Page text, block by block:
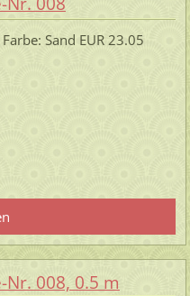
Sand EUR 23.05
008, 0.5 m